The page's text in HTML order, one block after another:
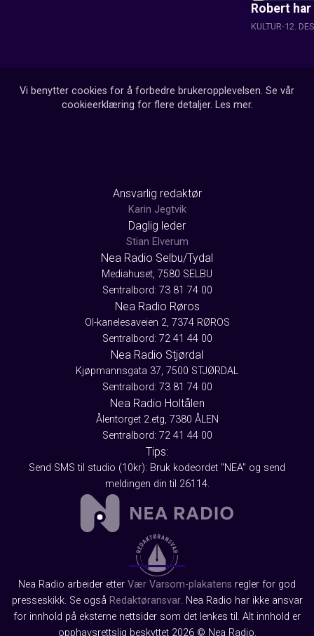
Robert
KULTUR 12.
Vi benytter cookies for å forbedre brukeropplevelsen. Se vår
cookieerklæring for flere detaljer. Les mer.
Ansvarlig redaktør
Karin Jegtvik
Daglig leder
Stian Elverum
Nea Radio Selbu/Tydal
Mediahuset, 7580 SELBU
Sentralbord: 73 81 74 00
Nea Radio Røros
Ol-kanelesaveien 2, 7374 RØROS
Sentralbord: 72 41 44 00
Nea Radio Stjørdal
Kjøpmannsgata 37, 7500 STJØRDAL
Sentralbord: 73 81 74 00
Nea Radio Holtålen
Ålentorget 2.etg, 7380 ÅLEN
Sentralbord: 72 41 44 00
Tips:
Send SMS til studio (10kr): Bruk kodeordet "NEA" og send
meldingen din til 26114.
Nea Radio arbeider etter Vær Varsom-plakatens regler for god
presseskikk. Se også Redaktøransvar. Nea Radio har ikke ansvar
for innhold på eksterne nettsider som det lenkes til. Alt innhold er
opphavsrettslig beskyttet 2026 © Nea Radio.